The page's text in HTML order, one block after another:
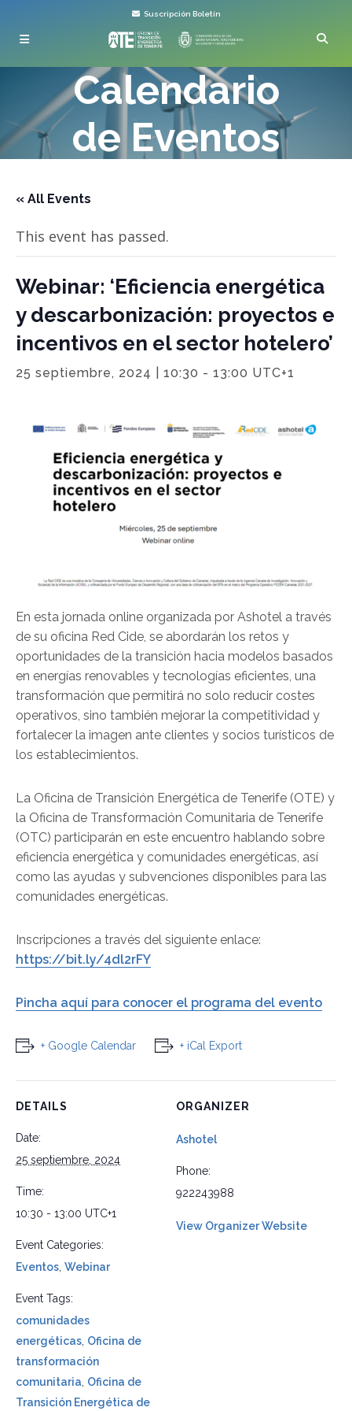
Suscripción Boletín
Calendario
de Eventos
« All Events
This event has passed.
Webinar: ‘Eficiencia energética
y descarbonización: proyectos e
incentivos en el sector hotelero’
25 septiembre, 2024 | 10:30 - 13:00 UTC+1
En esta jornada online organizada por Ashotel a través
de su oficina Red Cide, se abordarán los retos y
oportunidades de la transición hacia modelos basados
en energías renovables y tecnologías eficientes, una
transformación que permitirá no solo reducir costes
operativos, sino también mejorar la competitividad y
fortalecer la imagen ante clientes y socios turísticos de
los establecimientos.
La Oficina de Transición Energética de Tenerife (OTE) y
la Oficina de Transformación Comunitaria de Tenerife
(OTC) participarán en este encuentro hablando sobre
eficiencia energética y comunidades energéticas, así
como las ayudas y subvenciones disponibles para las
comunidades energéticas.
Inscripciones a través del siguiente enlace:
https://bit.ly/4dl2rFY
Pincha aquí para conocer el programa del evento
+ Google Calendar + iCal Export
DETAILS
Date:
25 septiembre, 2024
Time:
10:30 - 13:00 UTC+1
Event Categories:
Eventos Webinar
Event Tags:
comunidades
energéticas Oficina de
transformación
comunitaria Oficina de
Transición Energética de
ORGANIZER
Ashotel
Phone:
922243988
View Organizer Website